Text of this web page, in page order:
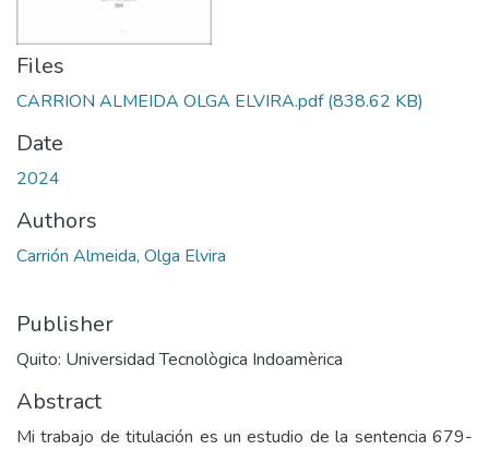
Files
CARRION ALMEIDA OLGA ELVIRA.pdf(838.62 KB)
Date
2024
Authors
Carrión Almeida, Olga Elvira
Publisher
Quito: Universidad Tecnològica Indoamèrica
Abstract
Mi trabajo de titulación es un estudio de la sentencia 679-